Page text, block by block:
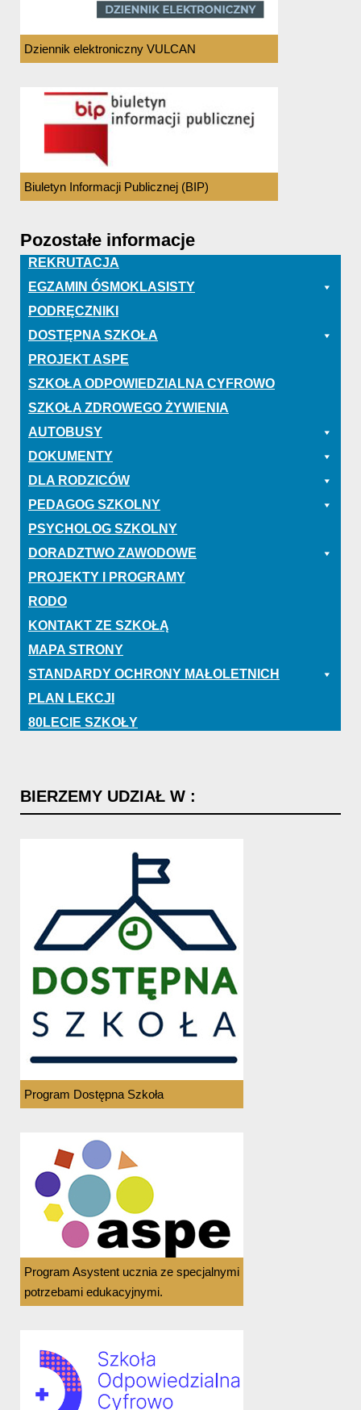
Dziennik elektroniczny VULCAN
Biuletyn Informacji Publicznej (BIP)
Pozostałe informacje
REKRUTACJA
EGZAMIN ÓSMOKLASISTY
PODRĘCZNIKI
DOSTĘPNA SZKOŁA
PROJEKT ASPE
SZKOŁA ODPOWIEDZIALNA CYFROWO
SZKOŁA ZDROWEGO ŻYWIENIA
AUTOBUSY
DOKUMENTY
DLA RODZICÓW
PEDAGOG SZKOLNY
PSYCHOLOG SZKOLNY
DORADZTWO ZAWODOWE
PROJEKTY I PROGRAMY
RODO
KONTAKT ZE SZKOŁĄ
MAPA STRONY
STANDARDY OCHRONY MAŁOLETNICH
PLAN LEKCJI
80LECIE SZKOŁY
BIERZEMY UDZIAŁ W :
Program Dostępna Szkoła
Program Asystent ucznia ze specjalnymi
potrzebami edukacyjnymi.